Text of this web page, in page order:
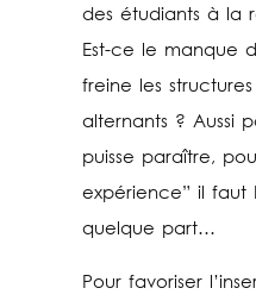
des étudiants à la
Est-ce le manque
freine les
alternants ? Aussi
puisse paraître,
expérience” il faut
quelque part…
Pour favoriser